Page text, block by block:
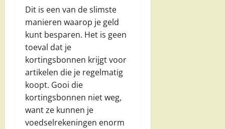
Dit is een van de slimste
manieren waarop je geld
kunt besparen. Het is geen
toeval dat je
kortingsbonnen krijgt voor
artikelen die je regelmatig
koopt. Gooi die
kortingsbonnen niet weg,
want ze kunnen je
voedselrekeningen enorm